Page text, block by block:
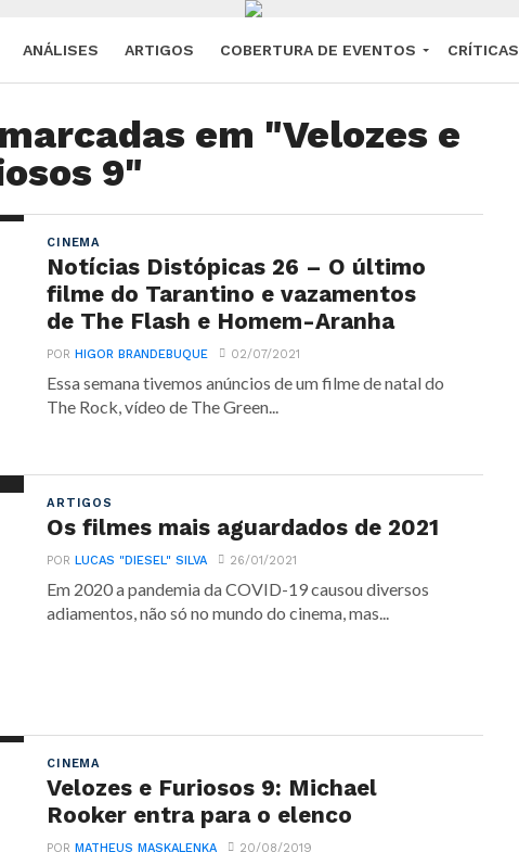
ANÁLISES ARTIGOS COBERTURA DE EVENTOS CRÍTICAS
em "Velozes e
9"
CINEMA
Notícias Distópicas 26 – O último
filme do Tarantino e vazamentos
de The Flash e Homem-Aranha
PORHIGOR BRANDEBUQUE 02/07/2021
Essa semana tivemos anúncios de um filme de natal do
The Rock, vídeo de The Green...
ARTIGOS
Os filmes mais aguardados de 2021
PORLUCAS "DIESEL" SILVA 26/01/2021
Em 2020 a pandemia da COVID-19 causou diversos
adiamentos, não só no mundo do cinema, mas...
CINEMA
Velozes e Furiosos 9: Michael
Rooker entra para o elenco
PORMATHEUS MASKALENKA 20/08/2019